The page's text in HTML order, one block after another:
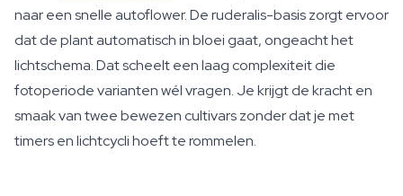
naar een snelle autoflower. De ruderalis-basis zorgt ervoor
dat de plant automatisch in bloei gaat, ongeacht het
lichtschema. Dat scheelt een laag complexiteit die
fotoperiode varianten wél vragen. Je krijgt de kracht en
smaak van twee bewezen cultivars zonder dat je met
timers en lichtcycli hoeft te rommelen.